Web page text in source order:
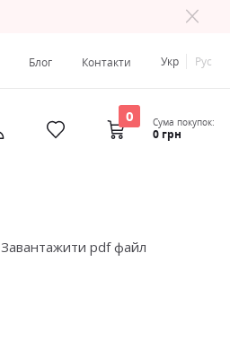
Блог Контакти Укр Рус
0 Сума покупок:
0 грн
Завантажити pdf файл